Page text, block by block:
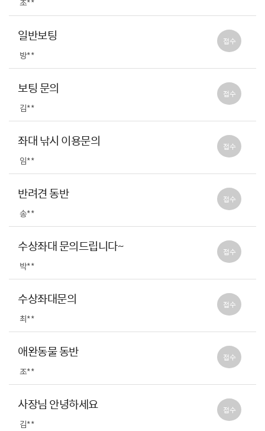
일반보팅 접수
방**
보팅 문의 접수
김**
좌대 낚시 이용문의 접수
임**
반려견 동반 접수
송**
수상좌대 문의드립니다~ 접수
박**
수상좌대문의 접수
최**
애완동물 동반 접수
조**
사장님 안녕하세요 접수
김**